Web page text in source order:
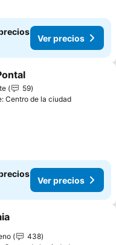
Ver precios
a favoritos
59
Centro de la ciudad
Ver precios
a favoritos
438